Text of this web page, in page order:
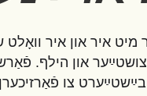
איר און איר וואָלט
און הילף.
צו